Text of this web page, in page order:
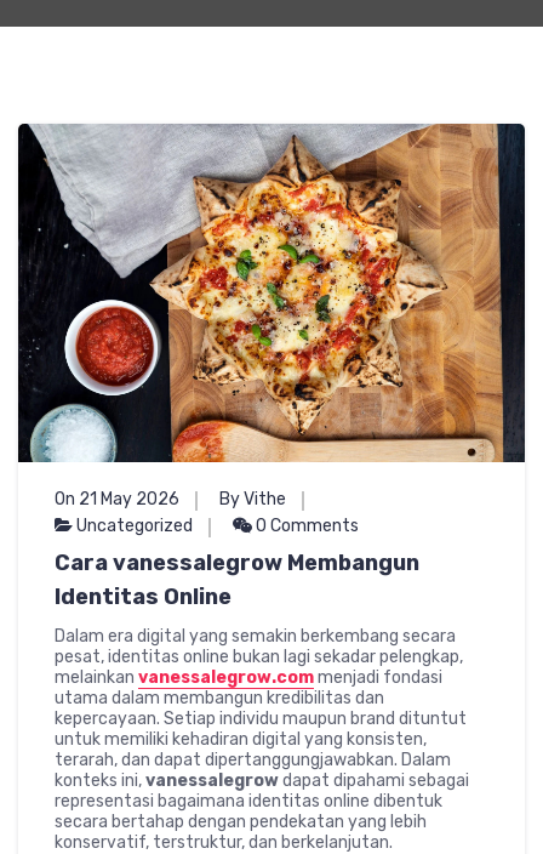
On 21 May 2026
By Vithe
Uncategorized
0 Comments
Cara vanessalegrow Membangun
Identitas Online
Dalam era digital yang semakin berkembang secara
pesat, identitas online bukan lagi sekadar pelengkap,
melainkan vanessalegrow.commenjadi fondasi
utama dalam membangun kredibilitas dan
kepercayaan. Setiap individu maupun brand dituntut
untuk memiliki kehadiran digital yang konsisten,
terarah, dan dapat dipertanggungjawabkan. Dalam
konteks ini,vanessalegrowdapat dipahami sebagai
representasi bagaimana identitas online dibentuk
secara bertahap dengan pendekatan yang lebih
konservatif, terstruktur, dan berkelanjutan.